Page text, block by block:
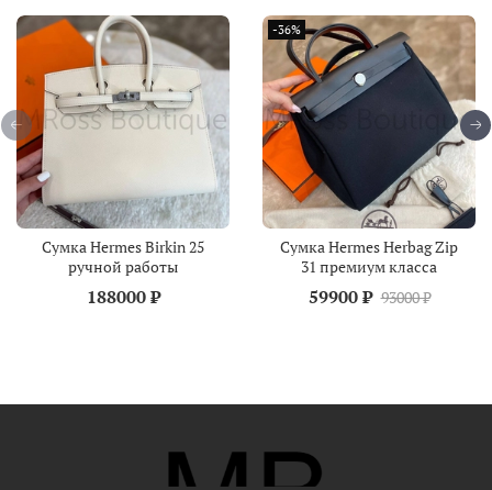
Сумка Hermes Birkin 25
ручной работы
188000 ₽
-36%
Сумка Hermes Herbag Zip
31 премиум класса
59900 ₽ 93000 ₽